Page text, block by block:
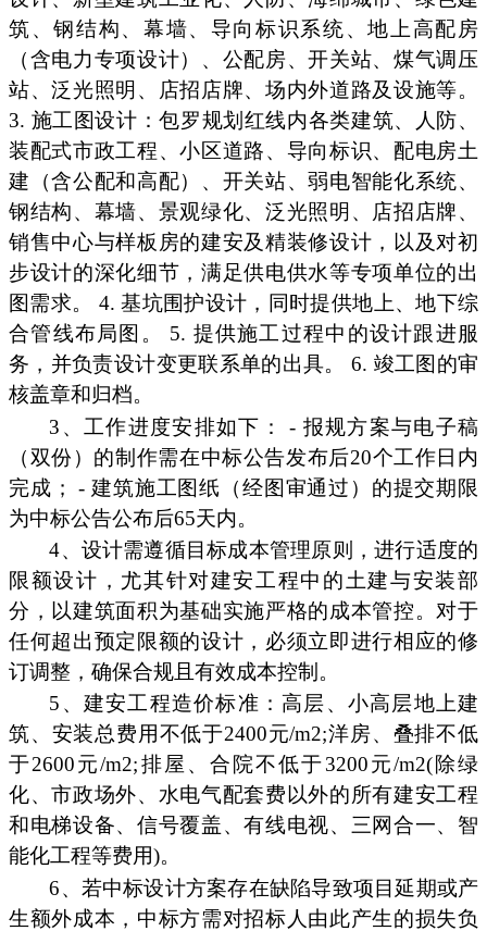
筑、钢结构、幕墙、导向标识系统、地上高配房
（含电力专项设计）、公配房、开关站、煤气调压
站、泛光照明、店招店牌、场内外道路及设施等。
3. 施工图设计：包罗规划红线内各类建筑、人防、
装配式市政工程、小区道路、导向标识、配电房土
建（含公配和高配）、开关站、弱电智能化系统、
钢结构、幕墙、景观绿化、泛光照明、店招店牌、
销售中心与样板房的建安及精装修设计，以及对初
步设计的深化细节，满足供电供水等专项单位的出
图需求。 4. 基坑围护设计，同时提供地上、地下综
合管线布局图。 5. 提供施工过程中的设计跟进服
务，并负责设计变更联系单的出具。 6. 竣工图的审
核盖章和归档。
3、工作进度安排如下： - 报规方案与电子稿
（双份）的制作需在中标公告发布后20个工作日内
完成； - 建筑施工图纸（经图审通过）的提交期限
为中标公告公布后65天内。
4、设计需遵循目标成本管理原则，进行适度的
限额设计，尤其针对建安工程中的土建与安装部
分，以建筑面积为基础实施严格的成本管控。对于
任何超出预定限额的设计，必须立即进行相应的修
订调整，确保合规且有效成本控制。
5、建安工程造价标准：高层、小高层地上建
筑、安装总费用不低于2400元/m2;洋房、叠排不低
于2600元/m2;排屋、合院不低于3200元/m2(除绿
化、市政场外、水电气配套费以外的所有建安工程
和电梯设备、信号覆盖、有线电视、三网合一、智
能化工程等费用)。
6、若中标设计方案存在缺陷导致项目延期或产
生额外成本，中标方需对招标人由此产生的损失负